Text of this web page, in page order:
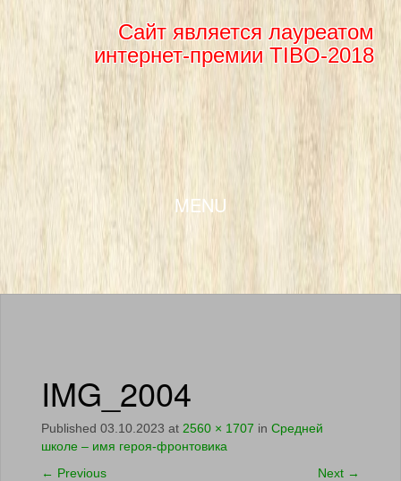
Сайт является лауреатом
интернет-премии TIBO-2018
MENU
SKIP TO CONTENT
IMG_2004
Published 03.10.2023 at 2560 × 1707 in Средней
школе – имя героя-фронтовика
← Previous Next →